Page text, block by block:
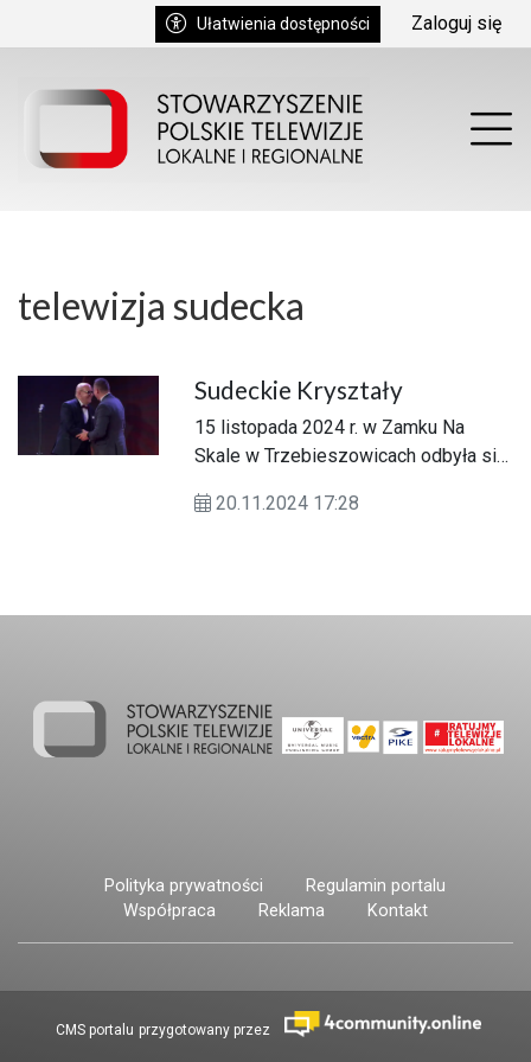
Przejdź do głównych treści
Przejdź do wyszukiwarki
Przejdź do głównego menuUłatwienia dostępności Zaloguj się
telewizja sudecka
Sudeckie Kryształy
15 listopada 2024 r. w Zamku Na
Skale w Trzebieszowicach odbyła się
Plebiscytu Gospodarczego ”Sudeckie
20.11.2024 17:28
Polityka prywatności
Regulamin portalu
Współpraca
Reklama Kontakt
CMS portalu przygotowany przez